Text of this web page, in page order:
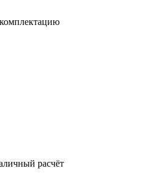
комплектацию
расчёт